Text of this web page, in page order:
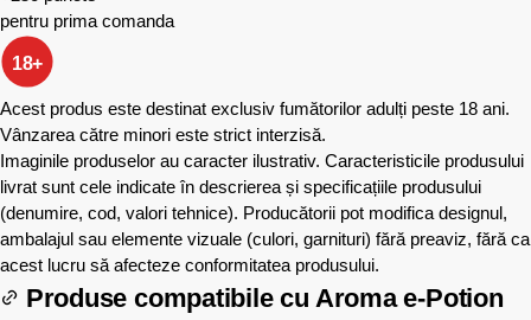
pentru prima comanda
18+
Acest produs este destinat exclusiv fumătorilor adulți peste 18 ani.
Vânzarea către minori este strict interzisă.
Imaginile produselor au caracter ilustrativ. Caracteristicile produsului
livrat sunt cele indicate în descrierea și specificațiile produsului
(denumire, cod, valori tehnice). Producătorii pot modifica designul,
ambalajul sau elemente vizuale (culori, garnituri) fără preaviz, fără ca
acest lucru să afecteze conformitatea produsului.
Produse compatibile cu Aroma e-Potion